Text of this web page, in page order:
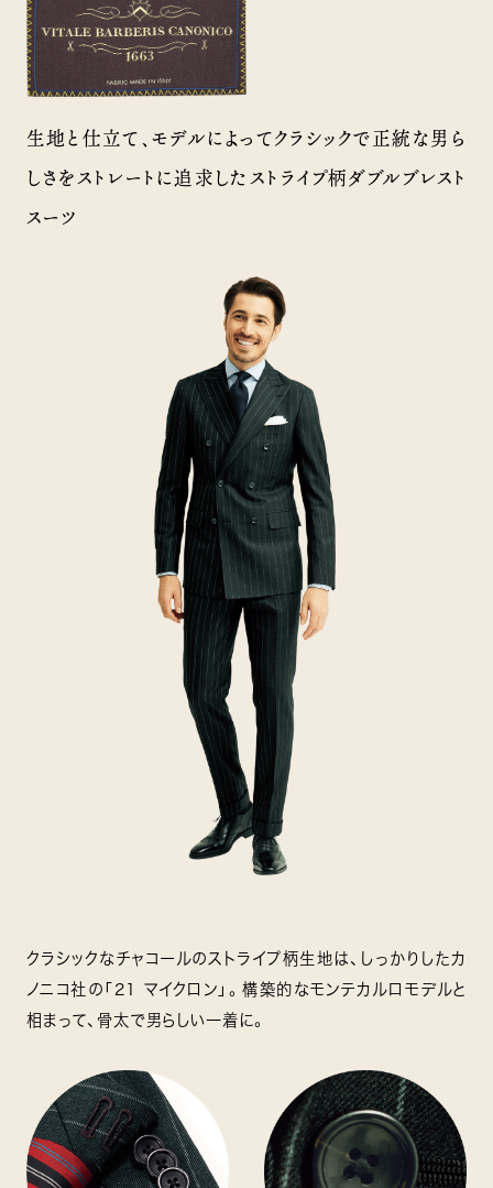
生地と仕立て、モデルによってクラシックで正統な男ら
しさをストレートに追求したストライプ柄ダブルブレスト
スーツ
クラシックなチャコールのストライプ柄生地は、しっかりしたカ
ノニコ社の「21 マイクロン」。構築的なモンテカルロモデルと
相まって、骨太で男らしい一着に。